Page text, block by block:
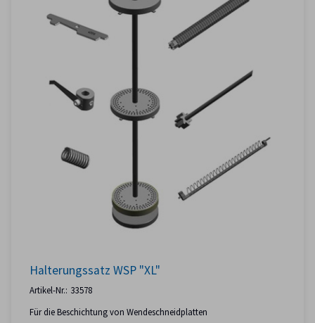
Halterungssatz WSP "XL"
Artikel-Nr.: 33578
Für die Beschichtung von Wendeschneidplatten